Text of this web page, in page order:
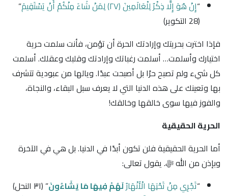
“إِنْ هُوَ إِلَّا ذِكْرٌ لِلْعَالَمِينَ ﴿٢٧﴾ لِمَنْ شَاءَ مِنْكُمْ أَنْ يَسْتَقِيمَ
”
﴿28 التكوير﴾
فإذا اخترت بحريتك وإرادتك الحرة أن تؤمن، فأنت سلمت حرية
اختيارك وأسلمت… أسلمت رغباتك وإرادتك وقلبك وعقلك. أسلمت
كل شيء ولم تصبح حرًا بل أصبحت عبدًا. ويالها من عبودية تتشرف
بها وتعينك على هذه الدنيا التي لا يعرف سبل البقاء، والنجاة،
والفوز فيها سوى خالقها وخالقك!
الحرية الحقيقية
أما الحرية الحقيقية فلن تكون أبدًا في الدنيا. بل هي في الآخرة
وبإذن من الله ﷻ. يقول تعالى:
“تَجْرِي مِنْ تَحْتِهَا الْأَنْهَارُلَهُمْ فِيهَا مَا يَشَاءُونَ” ﴿٣١ النحل﴾